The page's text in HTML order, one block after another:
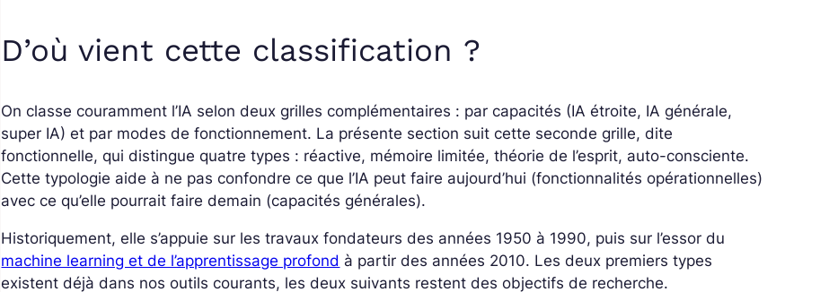
D’où vient cette classification ?
On classe couramment l’IA selon deux grilles complémentaires : par capacités (IA étroite, IA générale,
super IA) et par modes de fonctionnement. La présente section suit cette seconde grille, dite
fonctionnelle, qui distingue quatre types : réactive, mémoire limitée, théorie de l’esprit, auto-consciente.
Cette typologie aide à ne pas confondre ce que l’IA peut faire aujourd’hui (fonctionnalités opérationnelles)
avec ce qu’elle pourrait faire demain (capacités générales).
Historiquement, elle s’appuie sur les travaux fondateurs des années 1950 à 1990, puis sur l’essor du
machine learning et de l’apprentissage profond à partir des années 2010. Les deux premiers types
existent déjà dans nos outils courants, les deux suivants restent des objectifs de recherche.